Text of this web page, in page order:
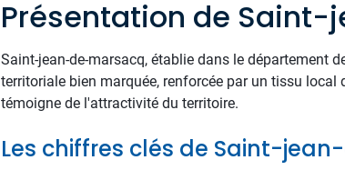
Présentation de
Saint-jean-de-marsacq, établie dans le département
territoriale bien marquée, renforcée par un tissu
témoigne de l'attractivité du territoire.
Les chiffres clés de Saint-